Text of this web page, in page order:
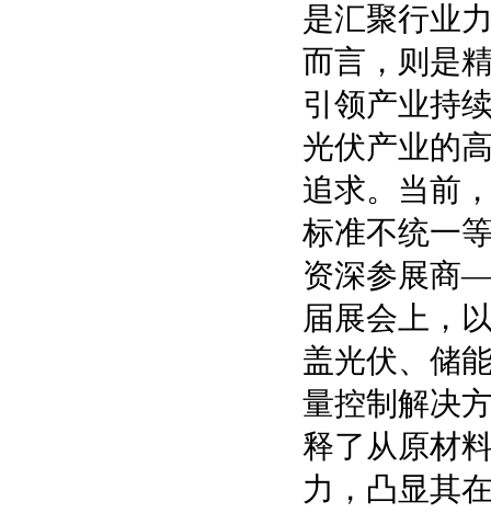
是汇聚行业
而言，则是
引领产业持
光伏产业的
追求。当前
标准不统一
资深参展商
届展会上，
盖光伏、储
量控制解决
释了从原材
力，凸显其